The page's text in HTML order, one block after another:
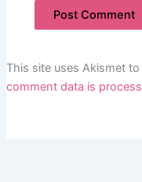
This site uses Akismet
comment data is